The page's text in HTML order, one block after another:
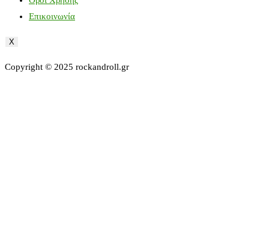
Επικοινωνία
X
Copyright © 2025 rockandroll.gr